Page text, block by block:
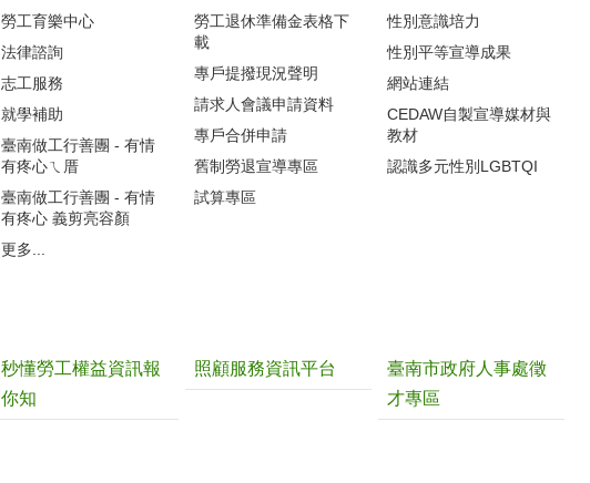
勞工育樂中心
法律諮詢
志工服務
就學補助
臺南做工行善團 - 有情
有疼心ㄟ厝
臺南做工行善團 - 有情
有疼心 義剪亮容顏
更多...
勞工退休準備金表格下
載
專戶提撥現況聲明
請求人會議申請資料
專戶合併申請
舊制勞退宣導專區
試算專區
性別意識培力
性別平等宣導成果
網站連結
CEDAW自製宣導媒材與
教材
認識多元性別LGBTQI
秒懂勞工權益資訊報
你知
照顧服務資訊平台
臺南市政府人事處徵
才專區